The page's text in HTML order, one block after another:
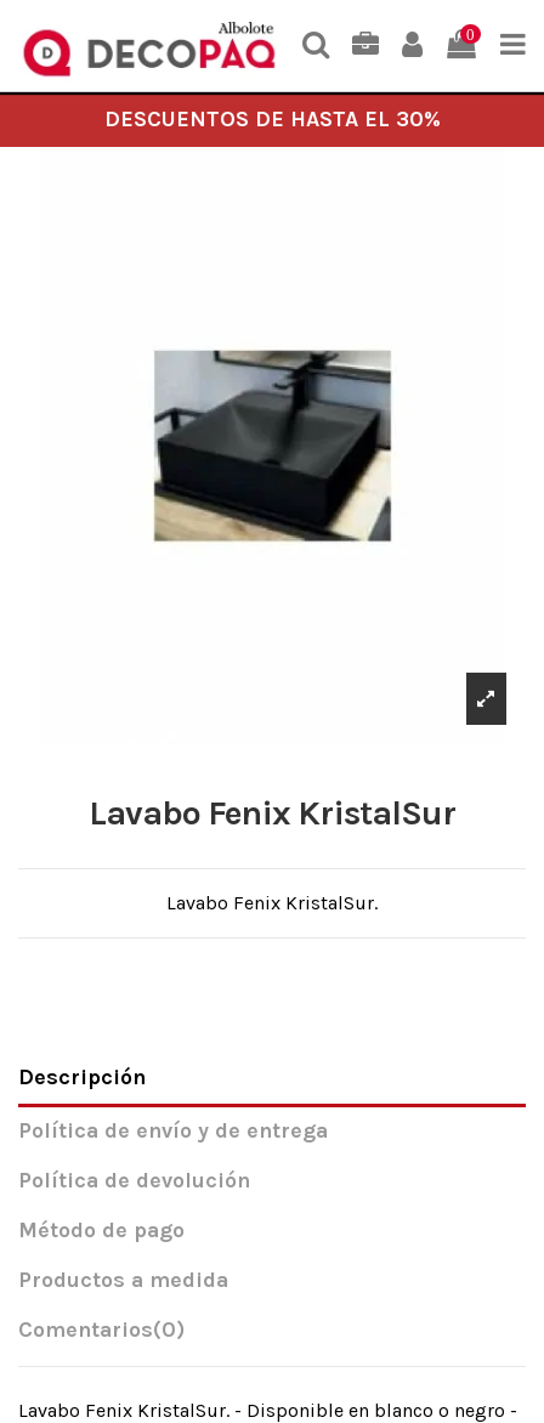
0
DESCUENTOS DE HASTA EL 30%
Lavabo Fenix KristalSur
Lavabo Fenix KristalSur.
Descripción
Política de envío y de entrega
Política de devolución
Método de pago
Productos a medida
Comentarios(0)
Lavabo Fenix KristalSur. - Disponible en blanco o negro -